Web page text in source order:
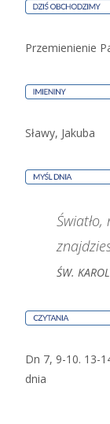
Przemienienie
Sławy, Jakuba
ŚW.
Dn 7, 9-10. 13-
dnia